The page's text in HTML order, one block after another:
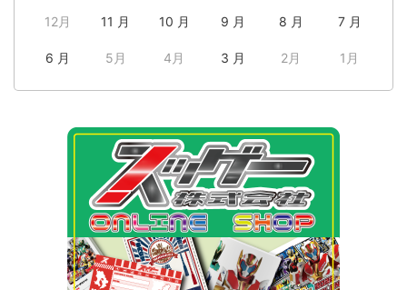
12月 11 月 10 月 9 月 8 月 7 月
6 月 5月 4月 3 月 2月 1月